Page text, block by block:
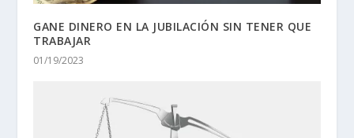
GANE DINERO EN LA JUBILACIÓN SIN TENER QUE
TRABAJAR
01/19/2023